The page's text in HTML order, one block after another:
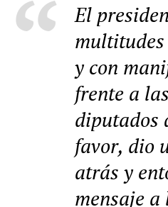
El
y con
frente a
diputados
favor, dio
atrás y
mensaje